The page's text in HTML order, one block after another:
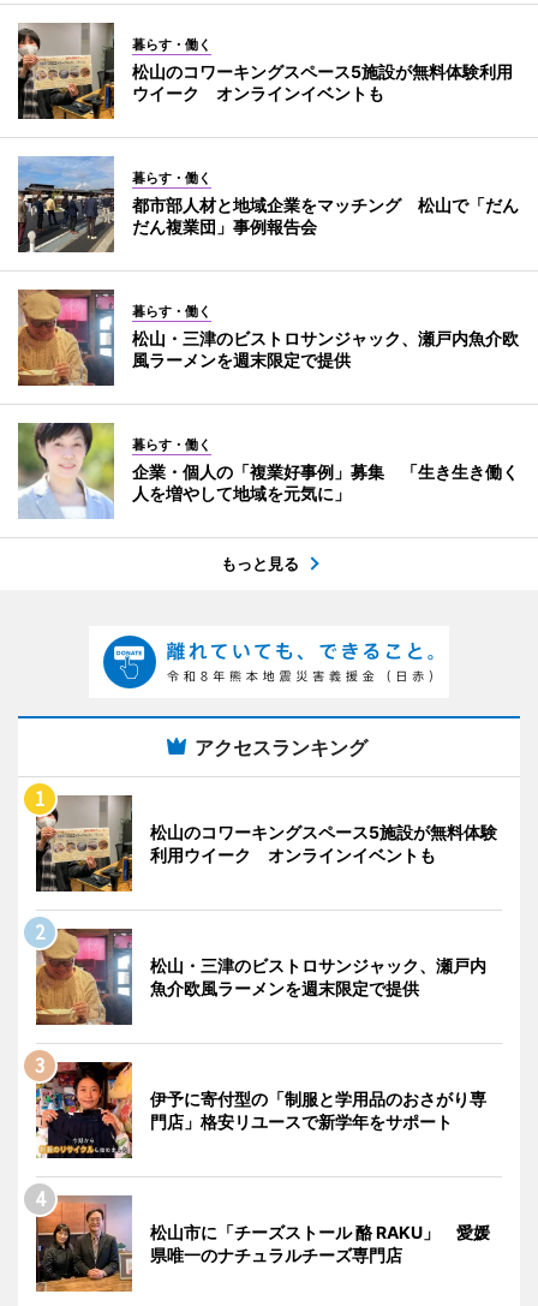
暮らす・働く
松山のコワーキングスペース5施設が無料体験利用
ウイーク オンラインイベントも
暮らす・働く
都市部人材と地域企業をマッチング 松山で「だん
だん複業団」事例報告会
暮らす・働く
松山・三津のビストロサンジャック、瀬戸内魚介欧
風ラーメンを週末限定で提供
暮らす・働く
企業・個人の「複業好事例」募集 「生き生き働く
人を増やして地域を元気に」
もっと見る
アクセスランキング
松山のコワーキングスペース5施設が無料体験
利用ウイーク オンラインイベントも
松山・三津のビストロサンジャック、瀬戸内
魚介欧風ラーメンを週末限定で提供
伊予に寄付型の「制服と学用品のおさがり専
門店」格安リユースで新学年をサポート
松山市に「チーズストール 酪 RAKU」 愛媛
県唯一のナチュラルチーズ専門店